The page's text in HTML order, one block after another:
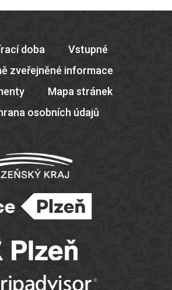
doba
Vstupné
zveřejněné informace
Mapa stránek
osobních údajů